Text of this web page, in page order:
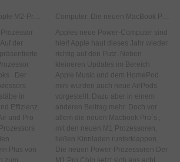
der
. Der
in
Effizienz.
und Pro
Plus von
zum
Apples neue Power-Computer sind
hier! Apple haut dieses Jahr wieder
richtig auf den Putz. Neben
kleineren Updates im Bereich
Apple Music und dem HomePod
mini wurden auch neue AirPods
vorgestellt. Dazu aber in einem
anderen Beitrag mehr. Doch vor
allem die neuen Macbook Pro´s ,
mit den neuen M1 Prozessoren,
ließen Kinnladen runterklappen.
Die neuen Power-Prozessoren Der
M1 Pro Chip setzt sich aus acht